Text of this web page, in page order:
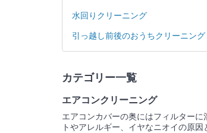
水回りクリーニング
引っ越し前後のおうちクリーニング
カテゴリー一覧
エアコンクリーニング
エアコンカバーの奥にはフィルター
トやアレルギー、イヤなニオイの原